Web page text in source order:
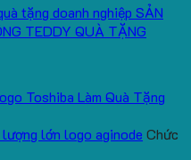
SẢN
TEDDY QUÀ TẶNG
Toshiba Làm Quà Tặng
lớn logo aginode Chức